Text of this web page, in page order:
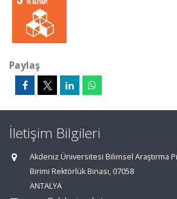
Paylaş
İletişim Bilgileri
Akdeniz Üniversitesi Bilimsel Araştırma
Birimi Rektörlük Binası, 07058
ANTALYA